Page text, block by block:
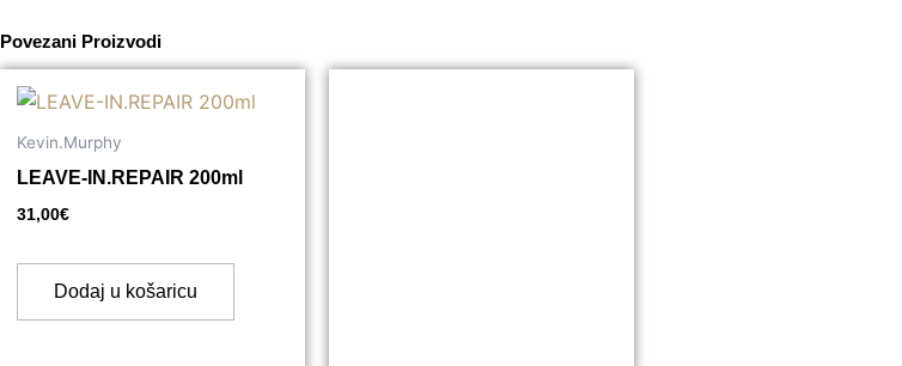
Povezani Proizvodi
Kevin.Murphy
LEAVE-IN.REPAIR 200ml
31,00€
Dodaj u košaricu